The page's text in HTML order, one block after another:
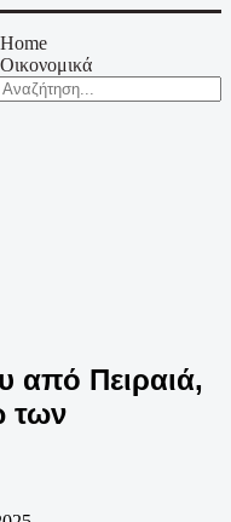
Home
Οικονομικά
από Πειραιά,
των